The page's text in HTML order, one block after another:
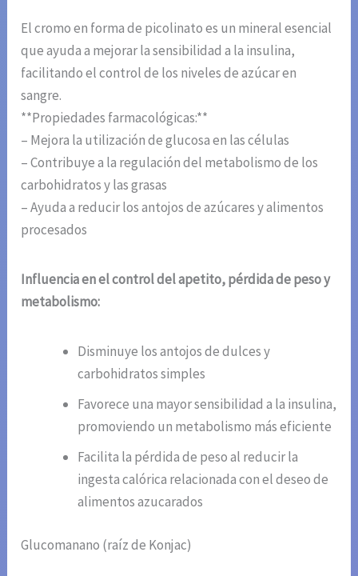
El cromo en forma de picolinato es un mineral esencial
que ayuda a mejorar la sensibilidad a la insulina,
facilitando el control de los niveles de azúcar en
sangre.
**Propiedades farmacológicas:**
– Mejora la utilización de glucosa en las células
– Contribuye a la regulación del metabolismo de los
carbohidratos y las grasas
– Ayuda a reducir los antojos de azúcares y alimentos
procesados
Influencia en el control del apetito, pérdida de peso y
metabolismo:
Disminuye los antojos de dulces y
carbohidratos simples
Favorece una mayor sensibilidad a la insulina,
promoviendo un metabolismo más eficiente
Facilita la pérdida de peso al reducir la
ingesta calórica relacionada con el deseo de
alimentos azucarados
Glucomanano (raíz de Konjac)